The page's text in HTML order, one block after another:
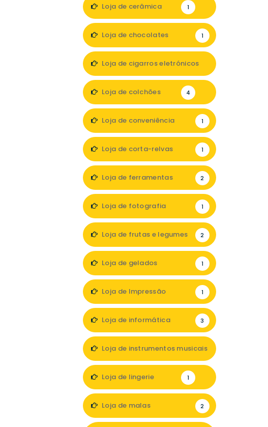
Loja de cerâmica 1
Loja de chocolates 1
Loja de cigarros eletrónicos
Loja de colchões 4
Loja de conveniência 1
Loja de corta-relvas 1
Loja de ferramentas 2
Loja de fotografia 1
Loja de frutas e legumes 2
Loja de gelados 1
Loja de Impressão 1
Loja de informática 3
Loja de instrumentos musicais
Loja de lingerie 1
Loja de malas 2